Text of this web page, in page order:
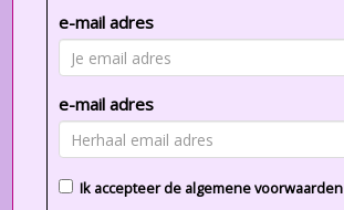
e-mail adres
e-mail adres
Ik accepteer de algemene voorwaarden